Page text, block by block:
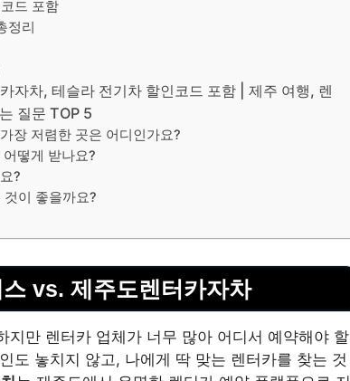
드 포함
정리
자차, 테슬라 전기차 할인코드 포함 | 제주 여행, 렌
질문 TOP 5
장 저렴한 곳은 어디인가요?
떻게 받나요?
?
이 좋을까요?
vs. 제주도렌터카자차
만 렌터카 업체가 너무 많아 어디서 예약해야 할
도 놓치지 않고, 나에게 딱 맞는 렌터카를 찾는 것